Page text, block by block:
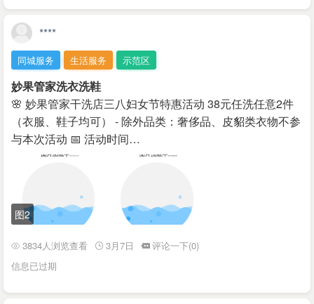
****
同城服务 生活服务 示范区
妙果管家洗衣洗鞋
🌸 妙果管家干洗店三八妇女节特惠活动 38元任洗任意2件
（衣服、鞋子均可） - 除外品类：奢侈品、皮貂类衣物不参
与本次活动 📅 活动时间…
图2
3834人浏览查看 3月7日
评论一下(0)
信息已过期